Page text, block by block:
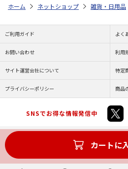
カートに
ホーム ネットショップ 雑貨・日用品
ご利用ガイド よく
お問い合わせ 利用
サイト運営会社について 特定
プライバシーポリシー 商品
SNSでお得な情報発信中